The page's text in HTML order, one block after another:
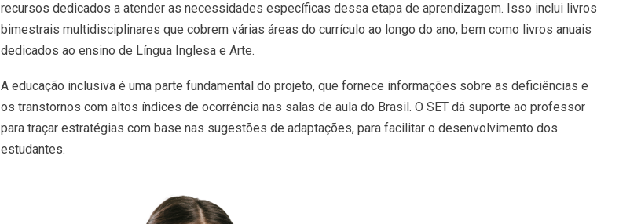
recursos dedicados a atender as necessidades específicas dessa etapa de aprendizagem. Isso inclui livros
bimestrais multidisciplinares que cobrem várias áreas do currículo ao longo do ano, bem como livros anuais
dedicados ao ensino de Língua Inglesa e Arte.
A educação inclusiva é uma parte fundamental do projeto, que fornece informações sobre as deficiências e
os transtornos com altos índices de ocorrência nas salas de aula do Brasil. O SET dá suporte ao professor
para traçar estratégias com base nas sugestões de adaptações, para facilitar o desenvolvimento dos
estudantes.